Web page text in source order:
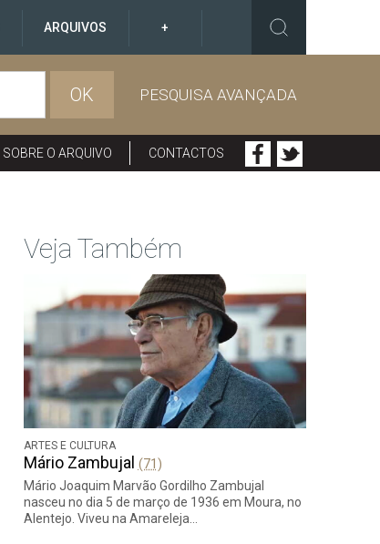
ARQUIVOS +
OK PESQUISA AVANÇADA
SOBRE O ARQUIVO CONTACTOS
Veja Também
ARTES E CULTURA
Mário Zambujal (71)
Mário Joaquim Marvão Gordilho Zambujal
nasceu no dia 5 de março de 1936 em Moura, no
Alentejo. Viveu na Amareleja…